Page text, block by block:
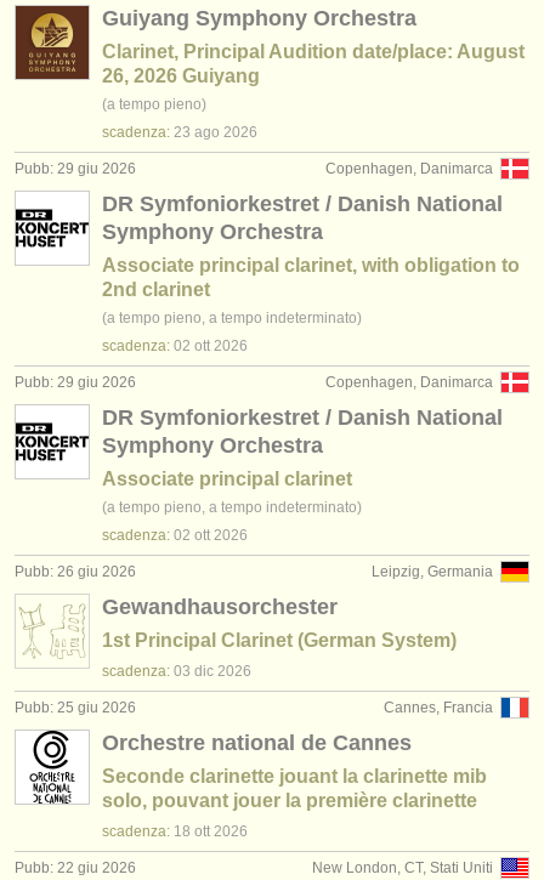
Guiyang Symphony Orchestra
Clarinet, Principal Audition date/place: August
26, 2026 Guiyang
(a tempo pieno)
scadenza: 23 ago 2026
Copenhagen, Danimarca
Pubb: 29 giu 2026
DR Symfoniorkestret / Danish National
Symphony Orchestra
Associate principal clarinet, with obligation to
2nd clarinet
(a tempo pieno, a tempo indeterminato)
scadenza: 02 ott 2026
Copenhagen, Danimarca
Pubb: 29 giu 2026
DR Symfoniorkestret / Danish National
Symphony Orchestra
Associate principal clarinet
(a tempo pieno, a tempo indeterminato)
scadenza: 02 ott 2026
Leipzig, Germania
Pubb: 26 giu 2026
Gewandhausorchester
1st Principal Clarinet (German System)
scadenza: 03 dic 2026
Cannes, Francia
Pubb: 25 giu 2026
Orchestre national de Cannes
Seconde clarinette jouant la clarinette mib
solo, pouvant jouer la première clarinette
scadenza: 18 ott 2026
New London, CT, Stati Uniti
Pubb: 22 giu 2026